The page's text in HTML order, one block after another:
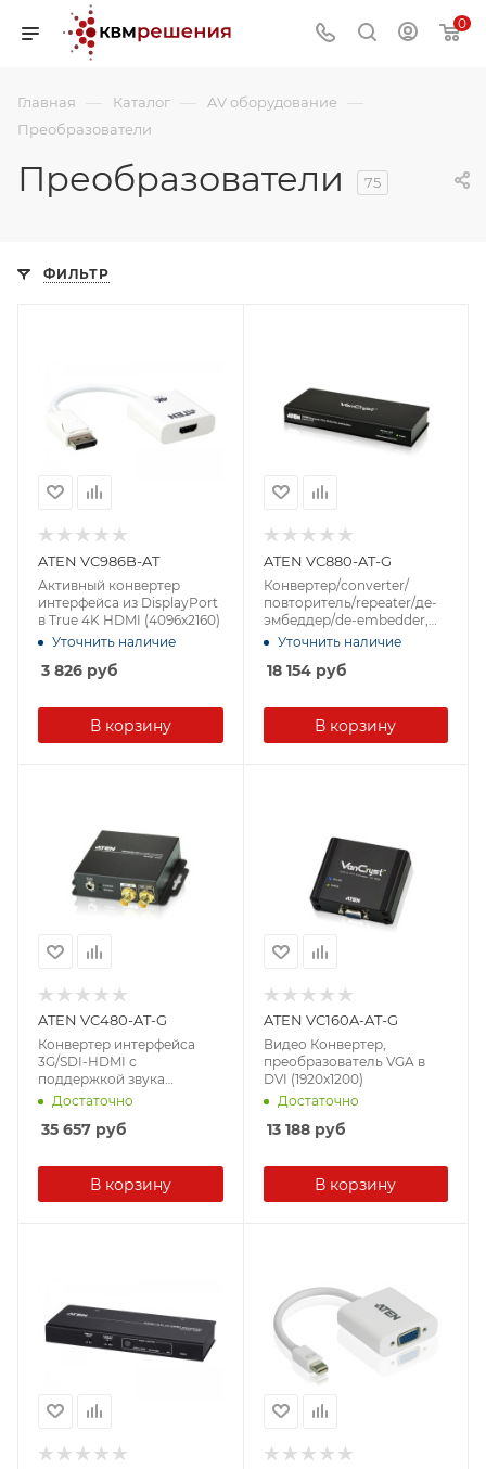
0
Главная — Каталог — AV оборудование —
Преобразователи
Преобразователи 75
ФИЛЬТР
ATEN VC986B-AT
Активный конвертер
интерфейса из DisplayPort
в True 4K HDMI (4096x2160)
Уточнить наличие
3 826 руб
В корзину
ATEN VC880-AT-G
Конвертер/converter/
повторитель/repeater/де-
эмбеддер/de-embedder,
HDMI=>HDMI+AUDIO,
cal)+RCA(Coaxial)+2xRCA(St
Уточнить наличие
18 154руб
В корзину
ATEN VC480-AT-G
Конвертер интерфейса
3G/SDI-HDMI с
поддержкой звука
(1920x1080)
Достаточно
35 657 руб
В корзину
ATEN VC160A-AT-G
Видео Конвертер,
преобразователь VGA в
DVI (1920x1200)
Достаточно
13 188руб
В корзину